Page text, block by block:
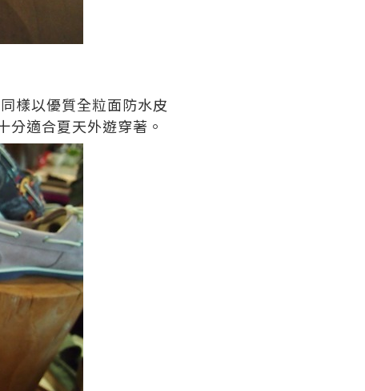
樣以優質全粒面防水皮
分適合夏天外遊穿著 。